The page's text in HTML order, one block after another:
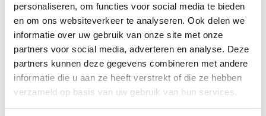
personaliseren, om functies voor social media te bieden
en om ons websiteverkeer te analyseren. Ook delen we
informatie over uw gebruik van onze site met onze
partners voor social media, adverteren en analyse. Deze
partners kunnen deze gegevens combineren met andere
informatie die u aan ze heeft verstrekt of die ze hebben
verzameld op basis van uw gebruik van hun services.